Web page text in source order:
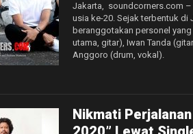
Jakarta, soundcorners.com –
usia ke-20. Sejak terbentuk di
beranggotakan personel
utama, gitar), Iwan Tanda
Anggoro (drum, vokal).
Nikmati